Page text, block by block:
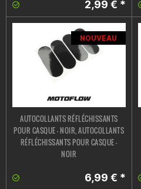
2,99 € *
NOUVEAU
AUTOCOLLANTS RÉFLÉCHISSANTS
POUR CASQUE - NOIR, AUTOCOLLANTS
RÉFLÉCHISSANTS POUR CASQUE -
NOIR
6,99 € *